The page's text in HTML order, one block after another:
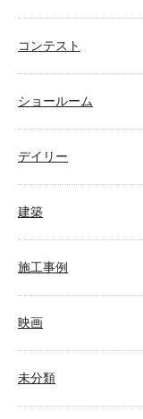
コンテスト
ショールーム
デイリー
建築
施工事例
映画
未分類